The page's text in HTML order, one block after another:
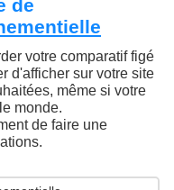
de
votre comparatif figé
d'afficher sur votre site
même si votre
monde.
de faire une